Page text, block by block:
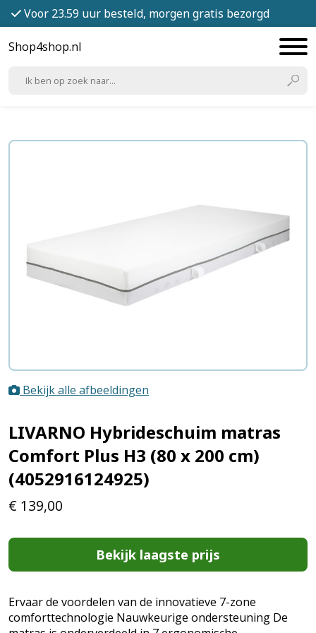
Voor 23.59 uur besteld, morgen gratis bezorgd
Shop4shop.nl
Bekijk alle afbeeldingen
LIVARNO Hybrideschuim matras
Comfort Plus H3 (80 x 200 cm)
(4052916124925)
€ 139,00
Bekijk laagste prijs
Ervaar de voordelen van de innovatieve 7-zone
comforttechnologie Nauwkeurige ondersteuning De